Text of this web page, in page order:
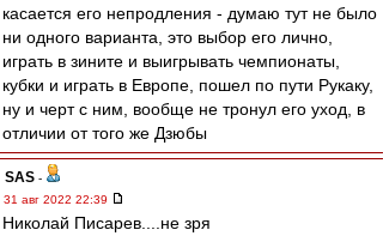
касается его непродления - думаю тут не было
ни одного варианта, это выбор его лично,
играть в зините и выигрывать чемпионаты,
кубки и играть в Европе, пошел по пути Рукаку,
ну и черт с ним, вообще не тронул его уход, в
отличии от того же Дзюбы
SAS -
31 авг 2022 22:39
Николай Писарев....не зря